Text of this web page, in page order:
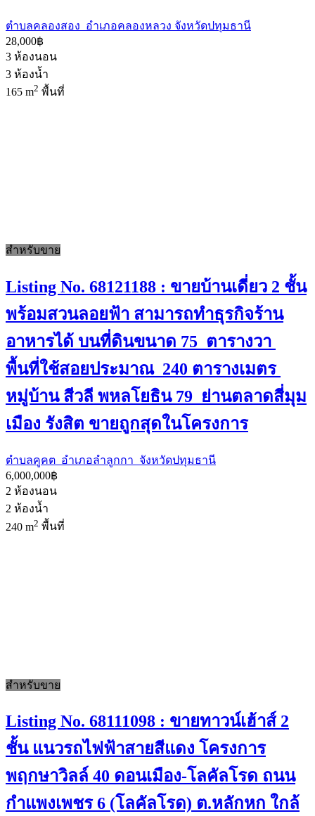
ตำบลคลองสอง อำเภอคลองหลวง จังหวัดปทุมธานี
28,000฿
3 ห้องนอน
3 ห้องน้ำ
165 m2 พื้นที่
สำหรับขาย
Listing No. 68121188 : ขายบ้านเดี่ยว 2 ชั้น
พร้อมสวนลอยฟ้า สามารถทำธุรกิจร้าน
อาหารได้ บนที่ดินขนาด 75 ตารางวา
พื้นที่ใช้สอยประมาณ 240 ตารางเมตร
หมู่บ้าน สีวลี พหลโยธิน 79 ย่านตลาดสี่มุม
เมือง รังสิต ขายถูกสุดในโครงการ
ตำบลคูคต อำเภอลำลูกกา จังหวัดปทุมธานี
6,000,000฿
2 ห้องนอน
2 ห้องน้ำ
240 m2 พื้นที่
สำหรับขาย
Listing No. 68111098 : ขายทาวน์เฮ้าส์ 2
ชั้น แนวรถไฟฟ้าสายสีแดง โครงการ
พฤกษาวิลล์ 40 ดอนเมือง-โลคัลโรด ถนน
กำแพงเพชร 6 (โลคัลโรด) ต.หลักหก ใกล้